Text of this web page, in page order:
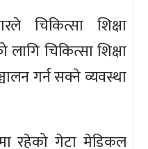
चिकित्सा शिक्षा
चिकित्सा शिक्षा
गर्न सक्ने व्यवस्था
रहेको गेटा मेडिकल